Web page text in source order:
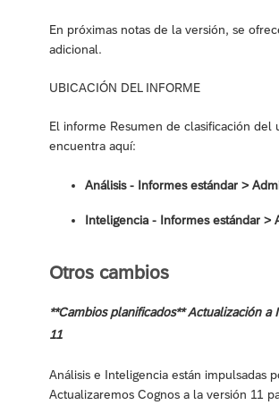
En próximas notas de la versión, se
adicional.
UBICACIÓN DEL INFORME
El informe Resumen de clasificación del
encuentra aquí:
Análisis - Informes estándar >
Inteligencia - Informes estándar ‎>
Otros cambios
**Cambios planificados** Actualización a
11
Análisis e Inteligencia están impulsadas
Actualizaremos Cognos a la versión 11